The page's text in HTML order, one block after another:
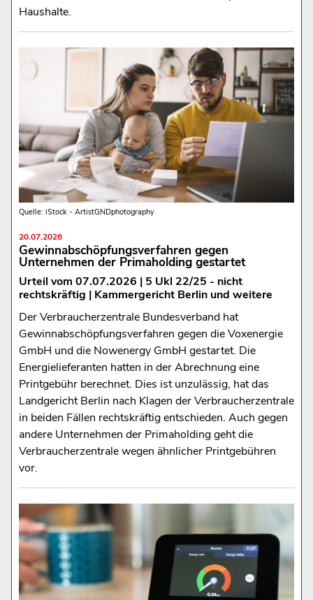
Haushalte.
Quelle: iStock - ArtistGNDphotography
20.07.2026
Gewinnabschöpfungsverfahren gegen
Unternehmen der Primaholding gestartet
Urteil vom 07.07.2026 | 5 Ukl 22/25 - nicht
rechtskräftig | Kammergericht Berlin und weitere
Der Verbraucherzentrale Bundesverband hat
Gewinnabschöpfungsverfahren gegen die Voxenergie
GmbH und die Nowenergy GmbH gestartet. Die
Energielieferanten hatten in der Abrechnung eine
Printgebühr berechnet. Dies ist unzulässig, hat das
Landgericht Berlin nach Klagen der Verbraucherzentrale
in beiden Fällen rechtskräftig entschieden. Auch gegen
andere Unternehmen der Primaholding geht die
Verbraucherzentrale wegen ähnlicher Printgebühren
vor.